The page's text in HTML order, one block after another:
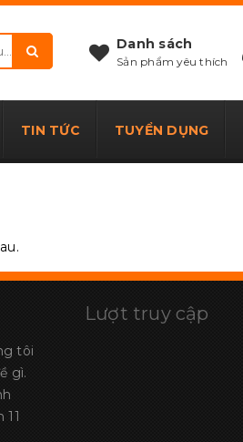
Danh sách
Sản phẩm yêu thích
TIN TỨC TUYỂN DỤNG
tôi
gì.
11
Lượt truy cập